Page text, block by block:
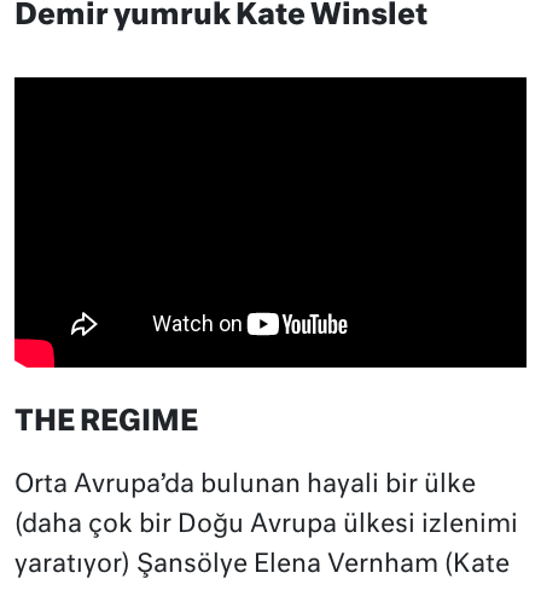
Demir yumruk Kate Winslet
THE REGIME
Orta Avrupa’da bulunan hayali bir ülke
(daha çok bir Doğu Avrupa ülkesi izlenimi
yaratıyor) Şansölye Elena Vernham (Kate